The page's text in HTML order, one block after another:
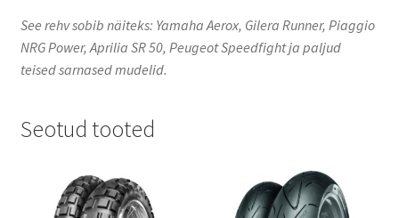
See rehv sobib näiteks: Yamaha Aerox, Gilera Runner, Piaggio
NRG Power, Aprilia SR 50, Peugeot Speedfight ja paljud
teised sarnased mudelid.
Seotud tooted